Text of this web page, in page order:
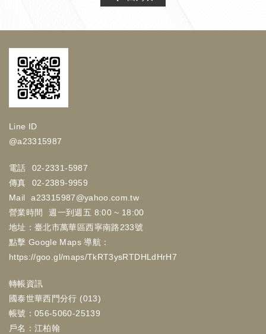
Line ID
@a23315987
電話
02-2331-5987
傳真
02-2389-9959
Mail
a23315987@yahoo.com.tw
營業時間
週一到週五 8:00 ~ 18:00
地址：臺北市萬華區西寧南路233號
點擊 Google Maps 導航：
https://goo.gl/maps/TkRT3ysRTDHLdHrH7
轉帳資訊
國泰世華西門分行 (013)
帳號：056-5060-25139
戶名：江柏翰